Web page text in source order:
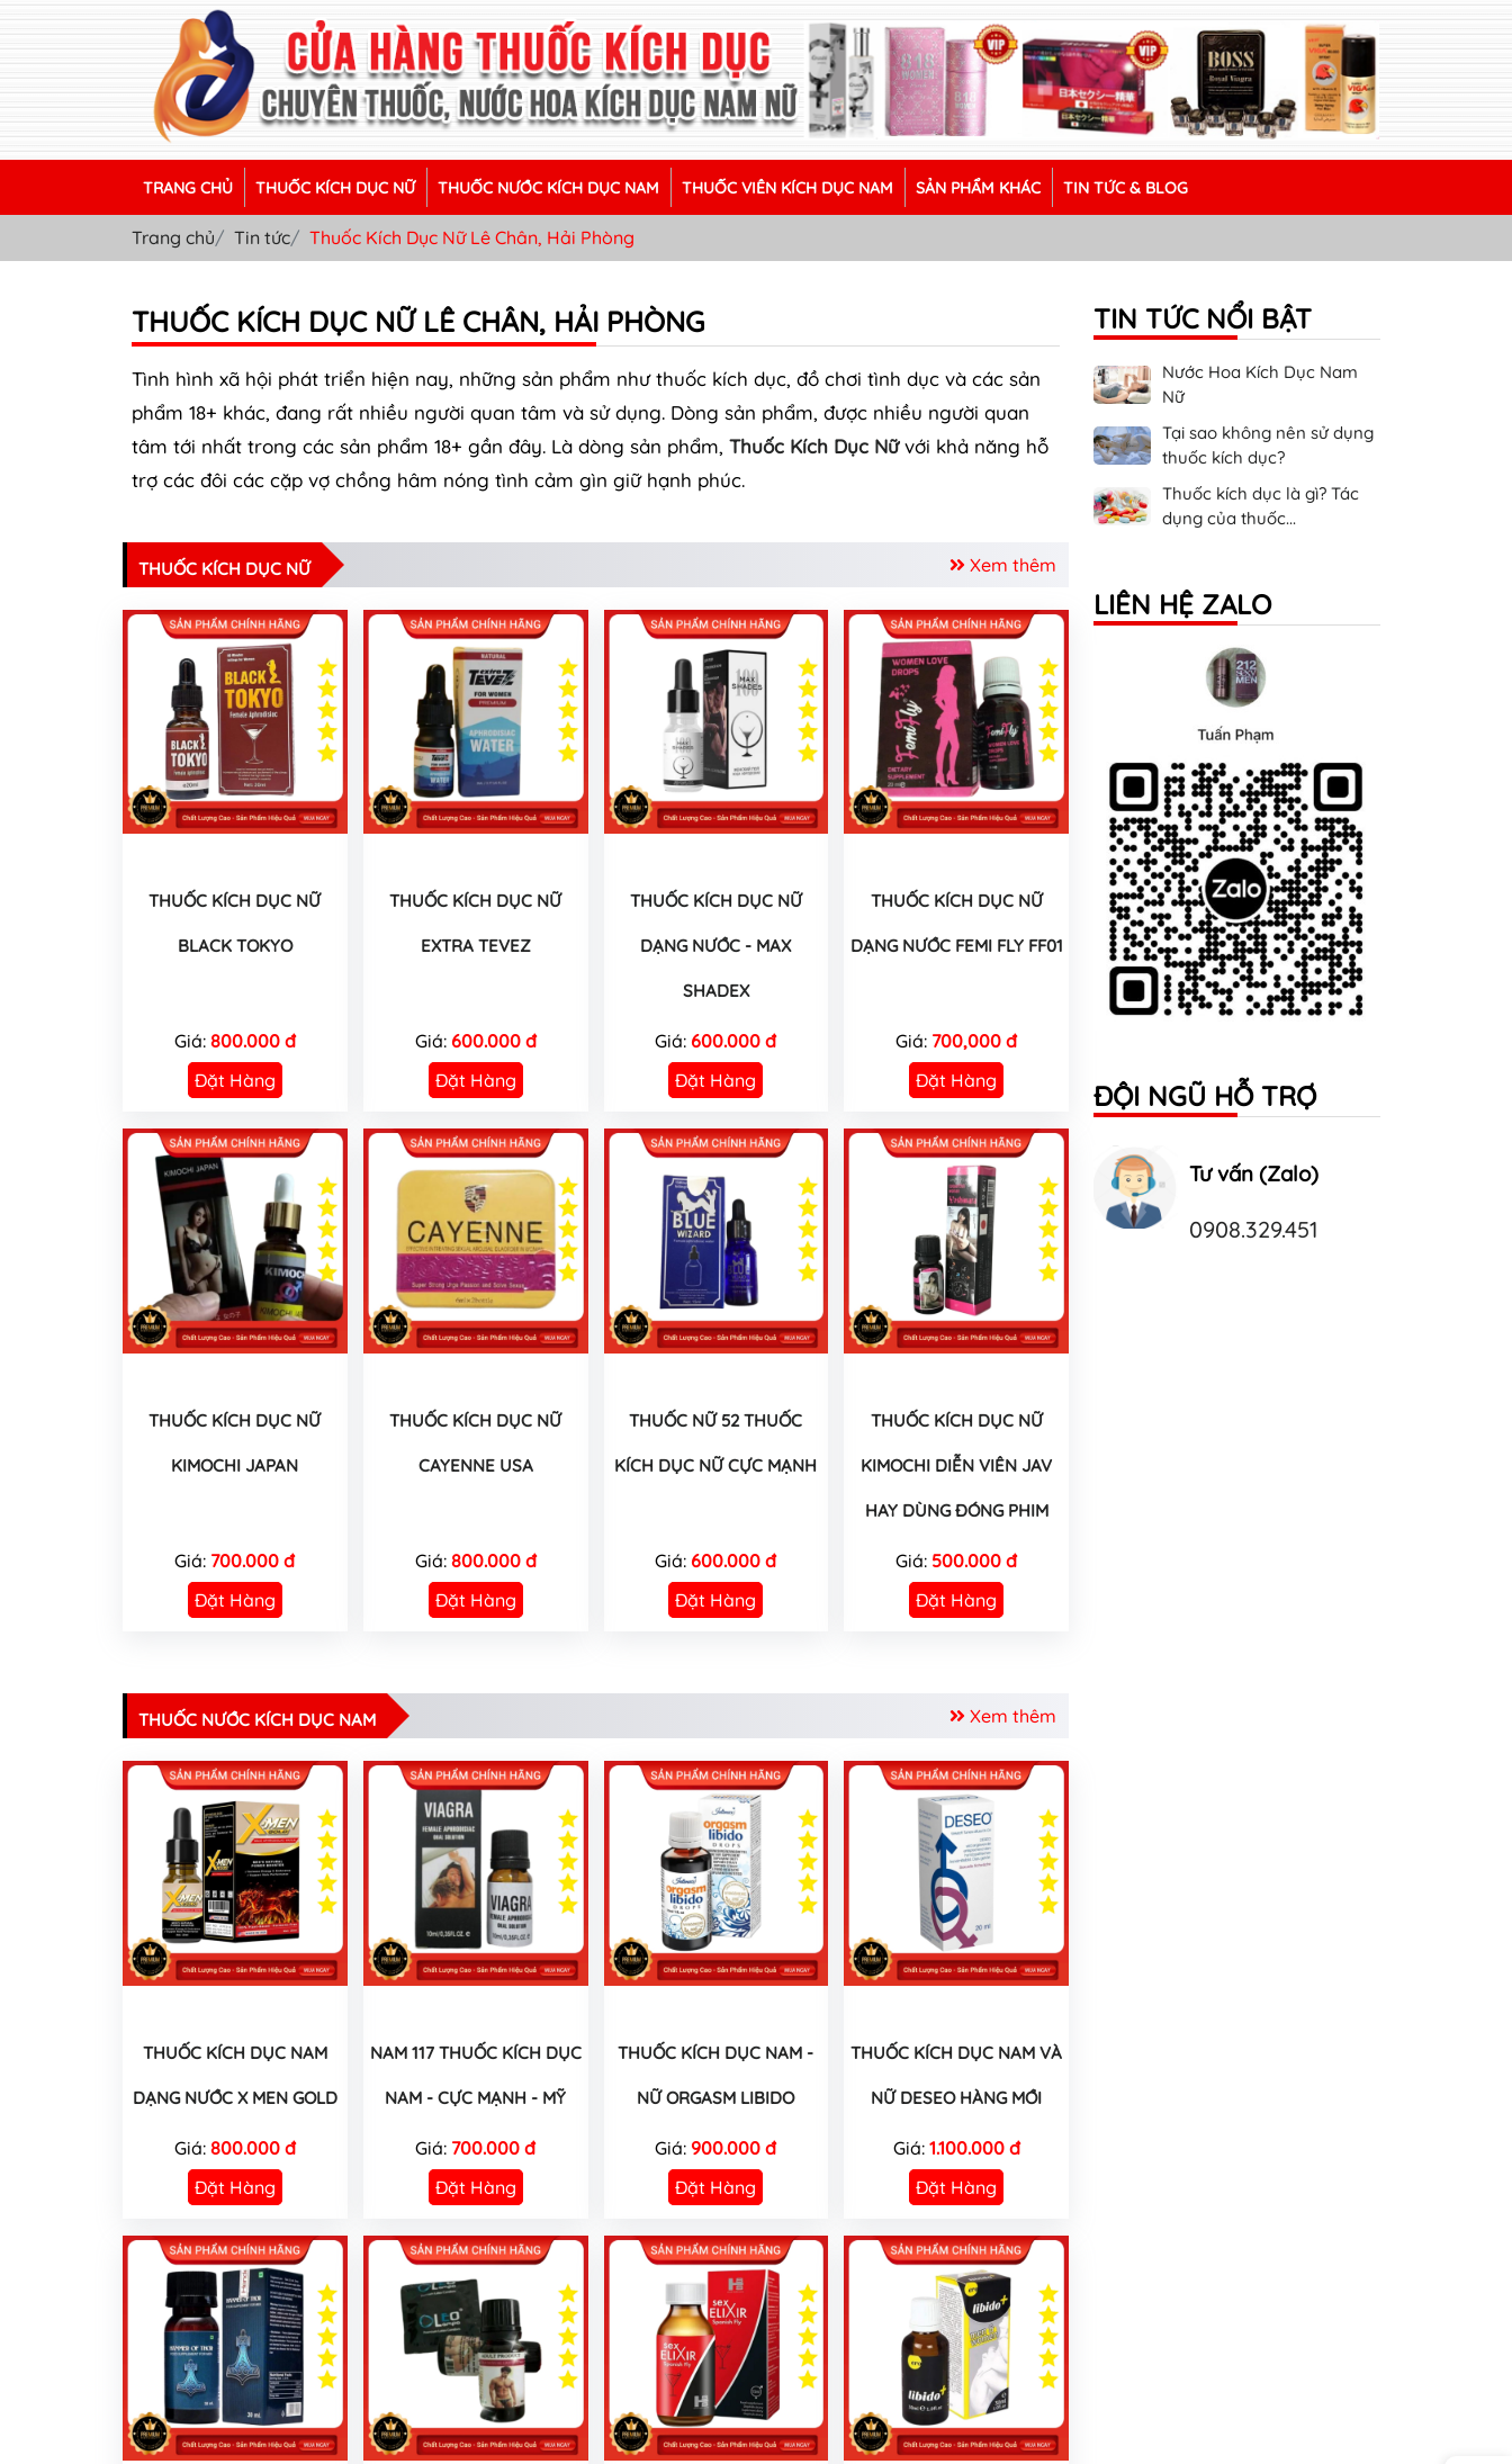
TRANG CHỦ THUỐC KÍCH DỤC NỮ THUỐC NƯỚC KÍCH DỤC NAM THUỐC VIÊN KÍCH DỤC NAM SẢN PHẨM KHÁC TIN TỨC & BLOG
Trang chủ Tin tức Thuốc Kích Dục Nữ Lê Chân, Hải Phòng
THUỐC KÍCH DỤC NỮ LÊ CHÂN, HẢI PHÒNG
Tình hình xã hội phát triển hiện nay, những sản phẩm như thuốc kích dục, đồ chơi tình dục và các sản
phẩm 18+ khác, đang rất nhiều người quan tâm và sử dụng. Dòng sản phẩm, được nhiều người quan
tâm tới nhất trong các sản phẩm 18+ gần đây. Là dòng sản phẩm, Thuốc Kích Dục Nữvới khả năng hỗ
trợ các đôi các cặp vợ chồng hâm nóng tình cảm gìn giữ hạnh phúc.
Xem thêm
THUỐC KÍCH DỤC NỮ
THUỐC KÍCH DỤC NỮ
BLACK TOKYO
Giá: 800.000 đ
Đặt Hàng
THUỐC KÍCH DỤC NỮ
EXTRA TEVEZ
Giá: 600.000 đ
Đặt Hàng
THUỐC KÍCH DỤC NỮ
DẠNG NƯỚC - MAX
SHADEX
Giá: 600.000 đ
Đặt Hàng
THUỐC KÍCH DỤC NỮ
DẠNG NƯỚC FEMI FLY FF01
Giá: 700,000 đ
Đặt Hàng
THUỐC KÍCH DỤC NỮ
KIMOCHI JAPAN
Giá: 700.000 đ
Đặt Hàng
THUỐC KÍCH DỤC NỮ
CAYENNE USA
Giá: 800.000 đ
Đặt Hàng
THUỐC NỮ 52 THUỐC
KÍCH DỤC NỮ CỰC MẠNH
Giá: 600.000 đ
Đặt Hàng
THUỐC KÍCH DỤC NỮ
KIMOCHI DIỄN VIÊN JAV
HAY DÙNG ĐÓNG PHIM
Giá: 500.000 đ
Đặt Hàng
Xem thêm
THUỐC NƯỚC KÍCH DỤC NAM
THUỐC KÍCH DỤC NAM
DẠNG NƯỚC X MEN GOLD
Giá: 800.000 đ
Đặt Hàng
NAM 117 THUỐC KÍCH DỤC
NAM - CỰC MẠNH - MỸ
Giá: 700.000 đ
Đặt Hàng
THUỐC KÍCH DỤC NAM -
NỮ ORGASM LIBIDO
Giá: 900.000 đ
Đặt Hàng
THUỐC KÍCH DỤC NAM VÀ
NỮ DESEO HÀNG MỚI
Giá: 1.100.000 đ
Đặt Hàng
TIN TỨC NỔI BẬT
Nước Hoa Kích Dục Nam
Nữ
Tại sao không nên sử dụng
thuốc kích dục?
Thuốc kích dục là gì? Tác
dụng của thuốc...
LIÊN HỆ ZALO
ĐỘI NGŨ HỖ TRỢ
Tư vấn (Zalo)
0908.329.451